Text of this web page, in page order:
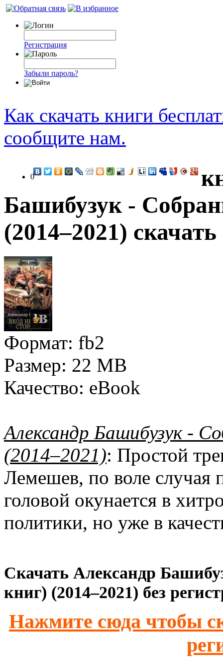
Регистрация
Забыли пароль?
Как скачать книги
сообщите нам.
0
Башибузук -
(2014–2021) скачать
Формат: fb2
Размер: 22 MB
Качество: eBook
Александр Башибузук -
(2014–2021): Простой
Лемешев, по воле случая
головой окунается в
политики, но уже в
Скачать Александр
книг) (2014–2021) без
Нажмите сюда чтобы